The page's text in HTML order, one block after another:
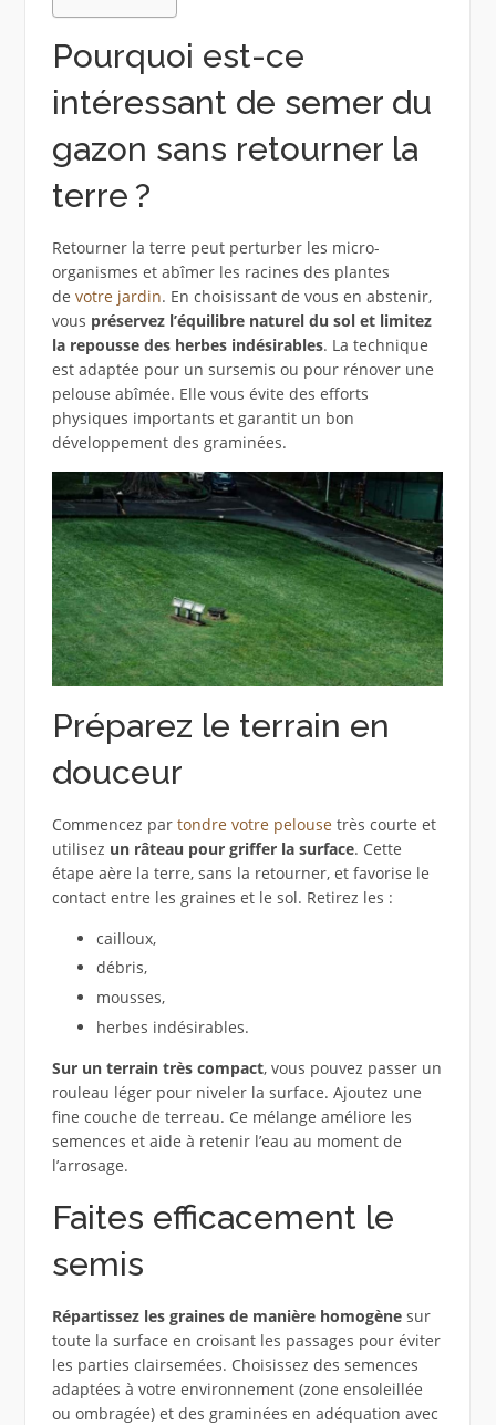
Pourquoi est-ce
intéressant de semer du
gazon sans retourner la
terre ?
Retourner la terre peut perturber les micro-
organismes et abîmer les racines des plantes
de votre jardin. En choisissant de vous en abstenir,
vous préservez l’équilibre naturel du sol et limitez
la repousse des herbes indésirables. La technique
est adaptée pour un sursemis ou pour rénover une
pelouse abîmée. Elle vous évite des efforts
physiques importants et garantit un bon
développement des graminées.
Préparez le terrain en
douceur
Commencez par tondre votre pelousetrès courte et
utilisez un râteau pour griffer la surface. Cette
étape aère la terre, sans la retourner, et favorise le
contact entre les graines et le sol. Retirez les :
cailloux,
débris,
mousses,
herbes indésirables.
Sur un terrain très compact, vous pouvez passer un
rouleau léger pour niveler la surface. Ajoutez une
fine couche de terreau. Ce mélange améliore les
semences et aide à retenir l’eau au moment de
l’arrosage.
Faites efficacement le
semis
Répartissez les graines de manière homogènesur
toute la surface en croisant les passages pour éviter
les parties clairsemées. Choisissez des semences
adaptées à votre environnement (zone ensoleillée
ou ombragée) et des graminées en adéquation avec